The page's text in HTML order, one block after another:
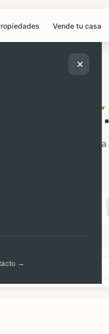
Vende tu casa
✕
→
hogar.
incluye fotografía
360°.